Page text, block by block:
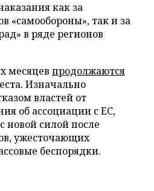
как за
«самообороны», так и за
в ряде регионов
месяцев продолжаются
Изначально
властей от
об ассоциации с ЕС,
новой силой после
ужесточающих
беспорядки.